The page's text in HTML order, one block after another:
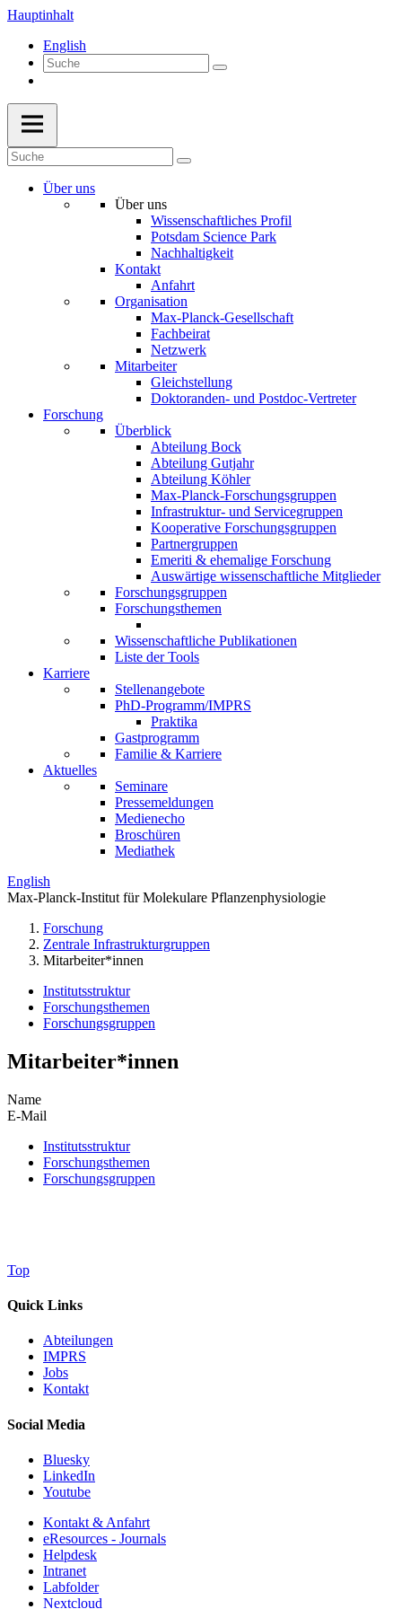
Hauptinhalt
English
Über uns
Über uns
Wissenschaftliches Profil
Potsdam Science Park
Nachhaltigkeit
Kontakt
Anfahrt
Organisation
Max-Planck-Gesellschaft
Fachbeirat
Netzwerk
Mitarbeiter
Gleichstellung
Doktoranden- und Postdoc-Vertreter
Forschung
Überblick
Abteilung Bock
Abteilung Gutjahr
Abteilung Köhler
Max-Planck-Forschungsgruppen
Infrastruktur- und Servicegruppen
Kooperative Forschungsgruppen
Partnergruppen
Emeriti & ehemalige Forschung
Auswärtige wissenschaftliche Mitglieder
Forschungsgruppen
Forschungsthemen
Wissenschaftliche Publikationen
Liste der Tools
Karriere
Stellenangebote
PhD-Programm/IMPRS
Praktika
Gastprogramm
Familie & Karriere
Aktuelles
Seminare
Pressemeldungen
Medienecho
Broschüren
Mediathek
English
Max-Planck-Institut für Molekulare Pflanzenphysiologie
Forschung
Zentrale Infrastrukturgruppen
Mitarbeiter*innen
Institutsstruktur
Forschungsthemen
Forschungsgruppen
Mitarbeiter*innen
Name
E-Mail
Institutsstruktur
Forschungsthemen
Forschungsgruppen
Top
Quick Links
Abteilungen
IMPRS
Jobs
Kontakt
Social Media
Bluesky
LinkedIn
Youtube
Kontakt & Anfahrt
eResources - Journals
Helpdesk
Intranet
Labfolder
Nextcloud